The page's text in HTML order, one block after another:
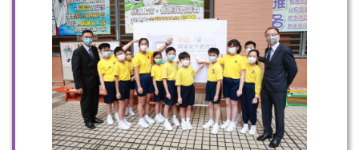
扫一扫关注我们的社交媒体，紧贴最新资讯！